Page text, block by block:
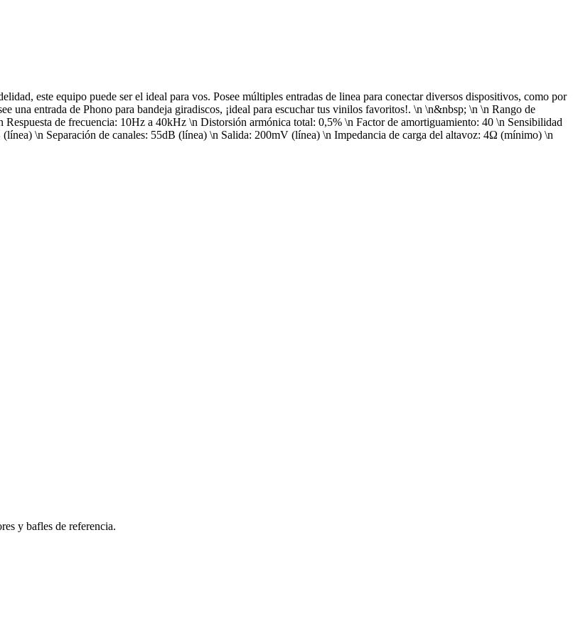
este equipo puede ser el ideal para vos. Posee múltiples entradas de linea para conectar diversos dispositivos, como por
una entrada de Phono para bandeja giradiscos, ¡ideal para escuchar tus vinilos favoritos!. \n \n&nbsp; \n \n Rango de
de frecuencia: 10Hz a 40kHz \n Distorsión armónica total: 0,5% \n Factor de amortiguamiento: 40 \n Sensibilidad
\n Separación de canales: 55dB (línea) \n Salida: 200mV (línea) \n Impedancia de carga del altavoz: 4Ω (mínimo) \n
y bafles de referencia.